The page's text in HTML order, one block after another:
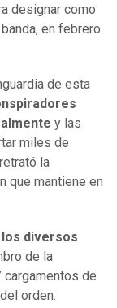
designar como
en febrero
de esta
y las
miles de
la
que mantiene en
los diversos
de la
cargamentos de
orden.